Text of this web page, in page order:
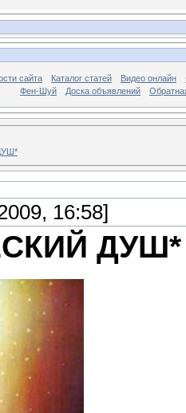
сайта Каталог статей Видео онлайн
Фен-Шуй
Доска объявлений
16:58]
ДУШ*